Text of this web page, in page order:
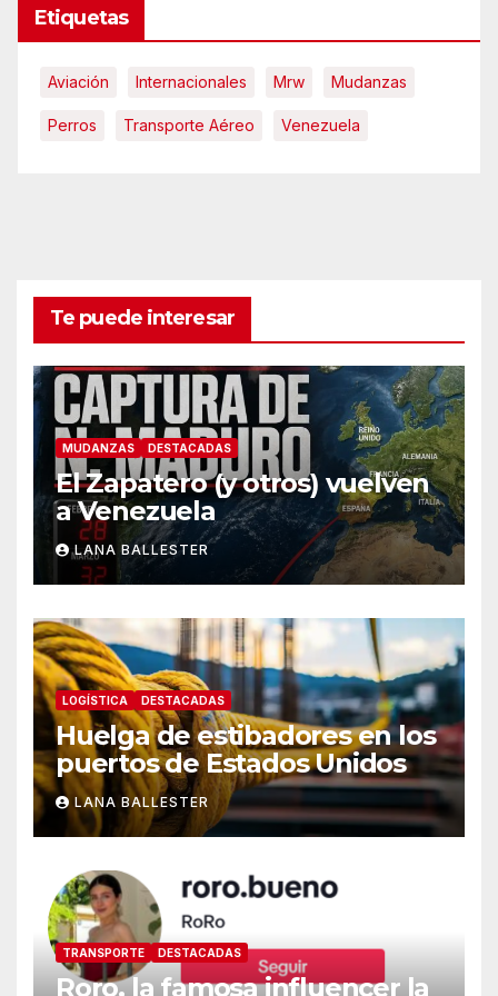
Etiquetas
Aviación Internacionales Mrw Mudanzas
Perros Transporte Aéreo Venezuela
Te puede interesar
MUDANZAS DESTACADAS
El Zapatero (y otros) vuelven
a Venezuela
LANA BALLESTER
LOGÍSTICA DESTACADAS
Huelga de estibadores en los
puertos de Estados Unidos
LANA BALLESTER
TRANSPORTE DESTACADAS
Roro, la famosa influencer la